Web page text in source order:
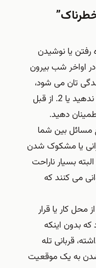
رفتن یا نوشیدن
اواخر شب بیرون
تان می شود،
پس باید یا 1. این کار را انجام ندهید یا 2. از قبل
دهید.
مسائل بین شما
یا مشکوک شدن
بسیار ناراحت
می کنند که
محل کار یا قرار
بدون اینکه
قربانی تله
به یک موقعیت